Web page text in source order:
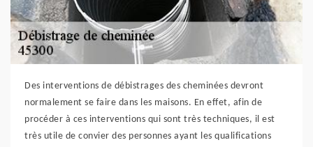
Des interventions de débistrages des cheminées devront
normalement se faire dans les maisons. En effet, afin de
procéder à ces interventions qui sont très techniques, il est
très utile de convier des personnes ayant les qualifications